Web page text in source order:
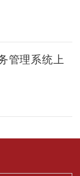
管理系统上